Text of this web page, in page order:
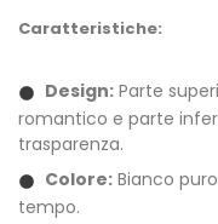
Caratteristiche:
Design: Parte
romantico e parte
trasparenza.
Colore: Bianco
tempo.